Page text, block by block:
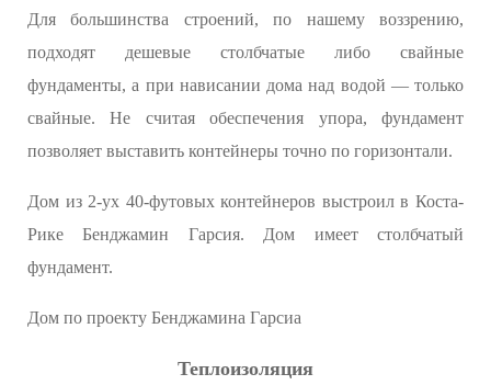
Для большинства строений, по нашему воззрению,
подходят дешевые столбчатые либо свайные
фундаменты, а при нависании дома над водой — только
свайные. Не считая обеспечения упора, фундамент
позволяет выставить контейнеры точно по горизонтали.
Дом из 2-ух 40-футовых контейнеров выстроил в Коста-
Рике Бенджамин Гарсия. Дом имеет столбчатый
фундамент.
Дом по проекту Бенджамина Гарсиа
Теплоизоляция